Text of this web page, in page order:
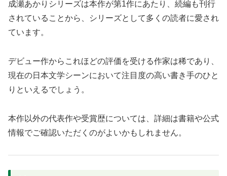
成瀬あかりシリーズは本作が第1作にあたり、続編も刊行
されていることから、シリーズとして多くの読者に愛され
ています。
デビュー作からこれほどの評価を受ける作家は稀であり、
現在の日本文学シーンにおいて注目度の高い書き手のひと
りといえるでしょう。
本作以外の代表作や受賞歴については、詳細は書籍や公式
情報でご確認いただくのがよいかもしれません。